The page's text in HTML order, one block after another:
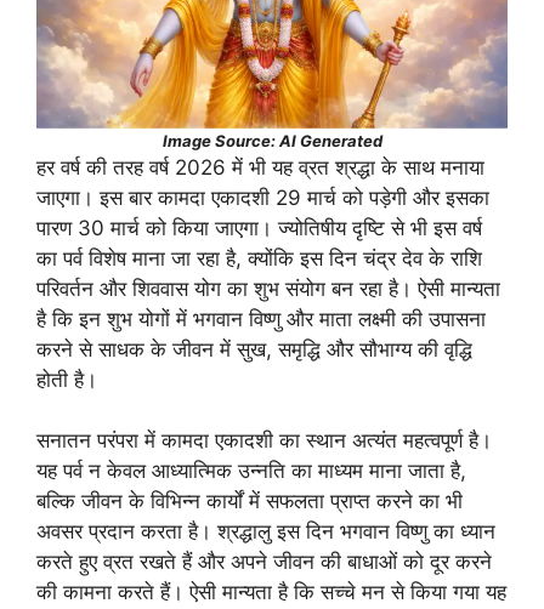
Image Source: AI Generated
हर वर्ष की तरह वर्ष 2026 में भी यह व्रत श्रद्धा के साथ मनाया
जाएगा। इस बार कामदा एकादशी 29 मार्च को पड़ेगी और इसका
पारण 30 मार्च को किया जाएगा। ज्योतिषीय दृष्टि से भी इस वर्ष
का पर्व विशेष माना जा रहा है, क्योंकि इस दिन चंद्र देव के राशि
परिवर्तन और शिववास योग का शुभ संयोग बन रहा है। ऐसी मान्यता
है कि इन शुभ योगों में भगवान विष्णु और माता लक्ष्मी की उपासना
करने से साधक के जीवन में सुख, समृद्धि और सौभाग्य की वृद्धि
होती है।
सनातन परंपरा में कामदा एकादशी का स्थान अत्यंत महत्वपूर्ण है।
यह पर्व न केवल आध्यात्मिक उन्नति का माध्यम माना जाता है,
बल्कि जीवन के विभिन्न कार्यों में सफलता प्राप्त करने का भी
अवसर प्रदान करता है। श्रद्धालु इस दिन भगवान विष्णु का ध्यान
करते हुए व्रत रखते हैं और अपने जीवन की बाधाओं को दूर करने
की कामना करते हैं। ऐसी मान्यता है कि सच्चे मन से किया गया यह